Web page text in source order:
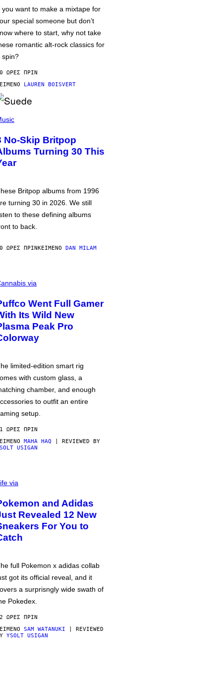
you want to make a mixtape for
special someone but don’t
where to start, why not take
romantic alt-rock classics for
spin?
ΏΡΕΣ ΠΡΙΝ
LAUREN BOISVERT
No-Skip Britpop
Turning 30 This
Britpop albums from 1996
turning 30 in 2026. We still
to these defining albums
to back.
ΏΡΕΣ ΠΡΙΝΚΕΊΜΕΝΟ DAN MILAM
via
Went Full Gamer
Its Wild New
Peak Pro
limited-edition smart rig
with custom glass, a
chamber, and enough
to outfit an entire
setup.
ΏΡΕΣ ΠΡΙΝ
MAHA HAQ | REVIEWED BY
USIGAN
via
and Adidas
Revealed 12 New
For You to
full Pokemon x adidas collab
got its official reveal, and it
a surprisngly wide swath of
Pokedex.
ΏΡΕΣ ΠΡΙΝ
SAM WATANUKI | REVIEWED
YSOLT USIGAN